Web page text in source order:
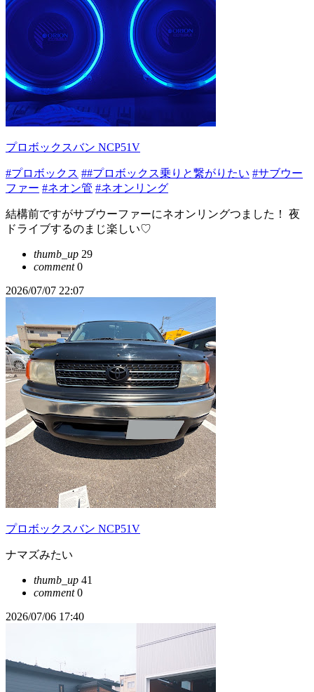
プロボックスバン NCP51V
#プロボックス ##プロボックス乗りと繋がりたい #サブウー
ファー #ネオン管 #ネオンリング
結構前ですがサブウーファーにネオンリングつました！ 夜
ドライブするのまじ楽しい♡
thumb_up 29
comment0
2026/07/07 22:07
プロボックスバン NCP51V
ナマズみたい
thumb_up 41
comment0
2026/07/06 17:40